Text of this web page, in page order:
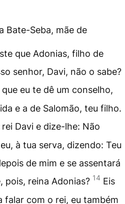
Bate-Seba, mãe de
que Adonias, filho de
senhor, Davi, não o sabe?
eu te dê um conselho,
e a de Salomão, teu filho.
Davi e dize-lhe: Não
à tua serva, dizendo: Teu
de mim e se assentará
pois, reina Adonias? 14 Eis
falar com o rei, eu também